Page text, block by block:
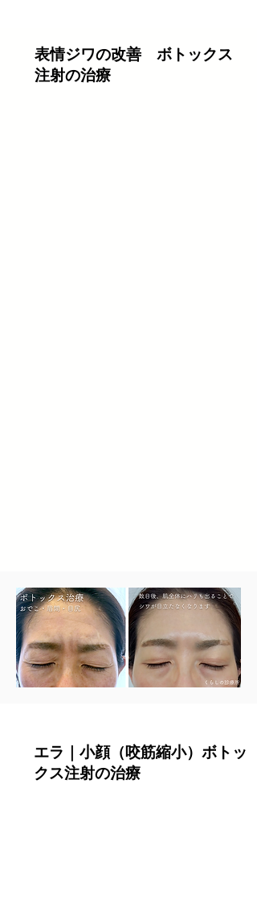
表情ジワの改善 ボトックス
注射の治療
エラ｜小顔（咬筋縮小）ボトッ
クス注射の治療